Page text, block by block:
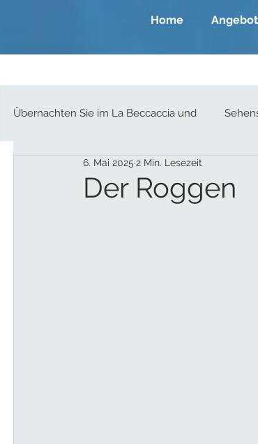
Home
Übernachten Sie im La Beccaccia und
Der Roggen
6. Mai 2025 2 Min. Lesezeit